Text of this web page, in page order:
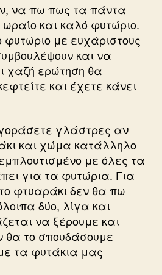
να πω πως τα πάντα
και καλό φυτώριο.
με ευχάριστους
και να
χαζή ερώτηση θα
και έχετε κάνει
γλάστρες αν
και χώμα κατάλληλο
με όλες τα
για τα φυτώρια. Για
φτυαράκι δεν θα πω
δύο, λίγα και
να ξέρουμε και
θα το σπουδάσουμε
τα φυτάκια μας